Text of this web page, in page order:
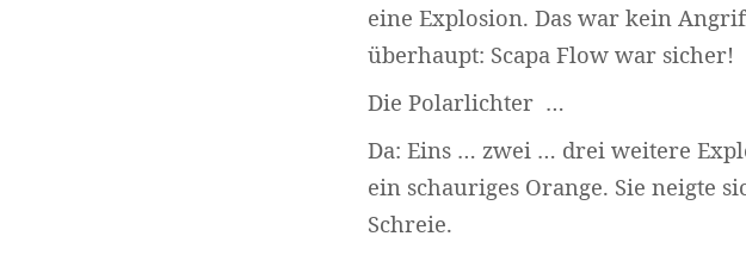
eine Explosion. Das war kein
überhaupt: Scapa Flow war sicher!
Die Polarlichter …
Da: Eins … zwei … drei weitere
ein schauriges Orange. Sie neigte
Schreie.